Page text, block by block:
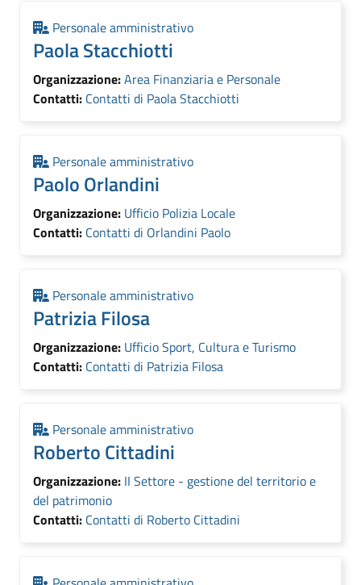
Personale amministrativo
Paola Stacchiotti
Organizzazione:Area Finanziaria e Personale
Contatti: Contatti di Paola Stacchiotti
Personale amministrativo
Paolo Orlandini
Organizzazione: Ufficio Polizia Locale
Contatti: Contatti di Orlandini Paolo
Personale amministrativo
Patrizia Filosa
Organizzazione: Ufficio Sport, Cultura e Turismo
Contatti: Contatti di Patrizia Filosa
Personale amministrativo
Roberto Cittadini
Organizzazione: II Settore - gestione del territorio e
del patrimonio
Contatti: Contatti di Roberto Cittadini